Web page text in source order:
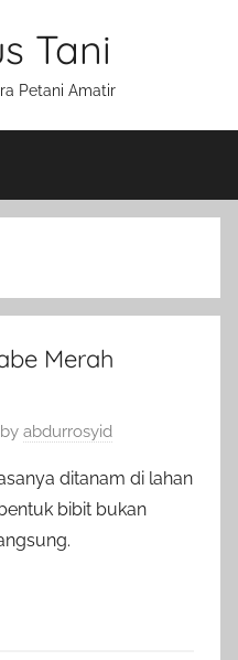
Tani
Petani Amatir
Merah
by abdurrosyid
ditanam di lahan
bibit bukan